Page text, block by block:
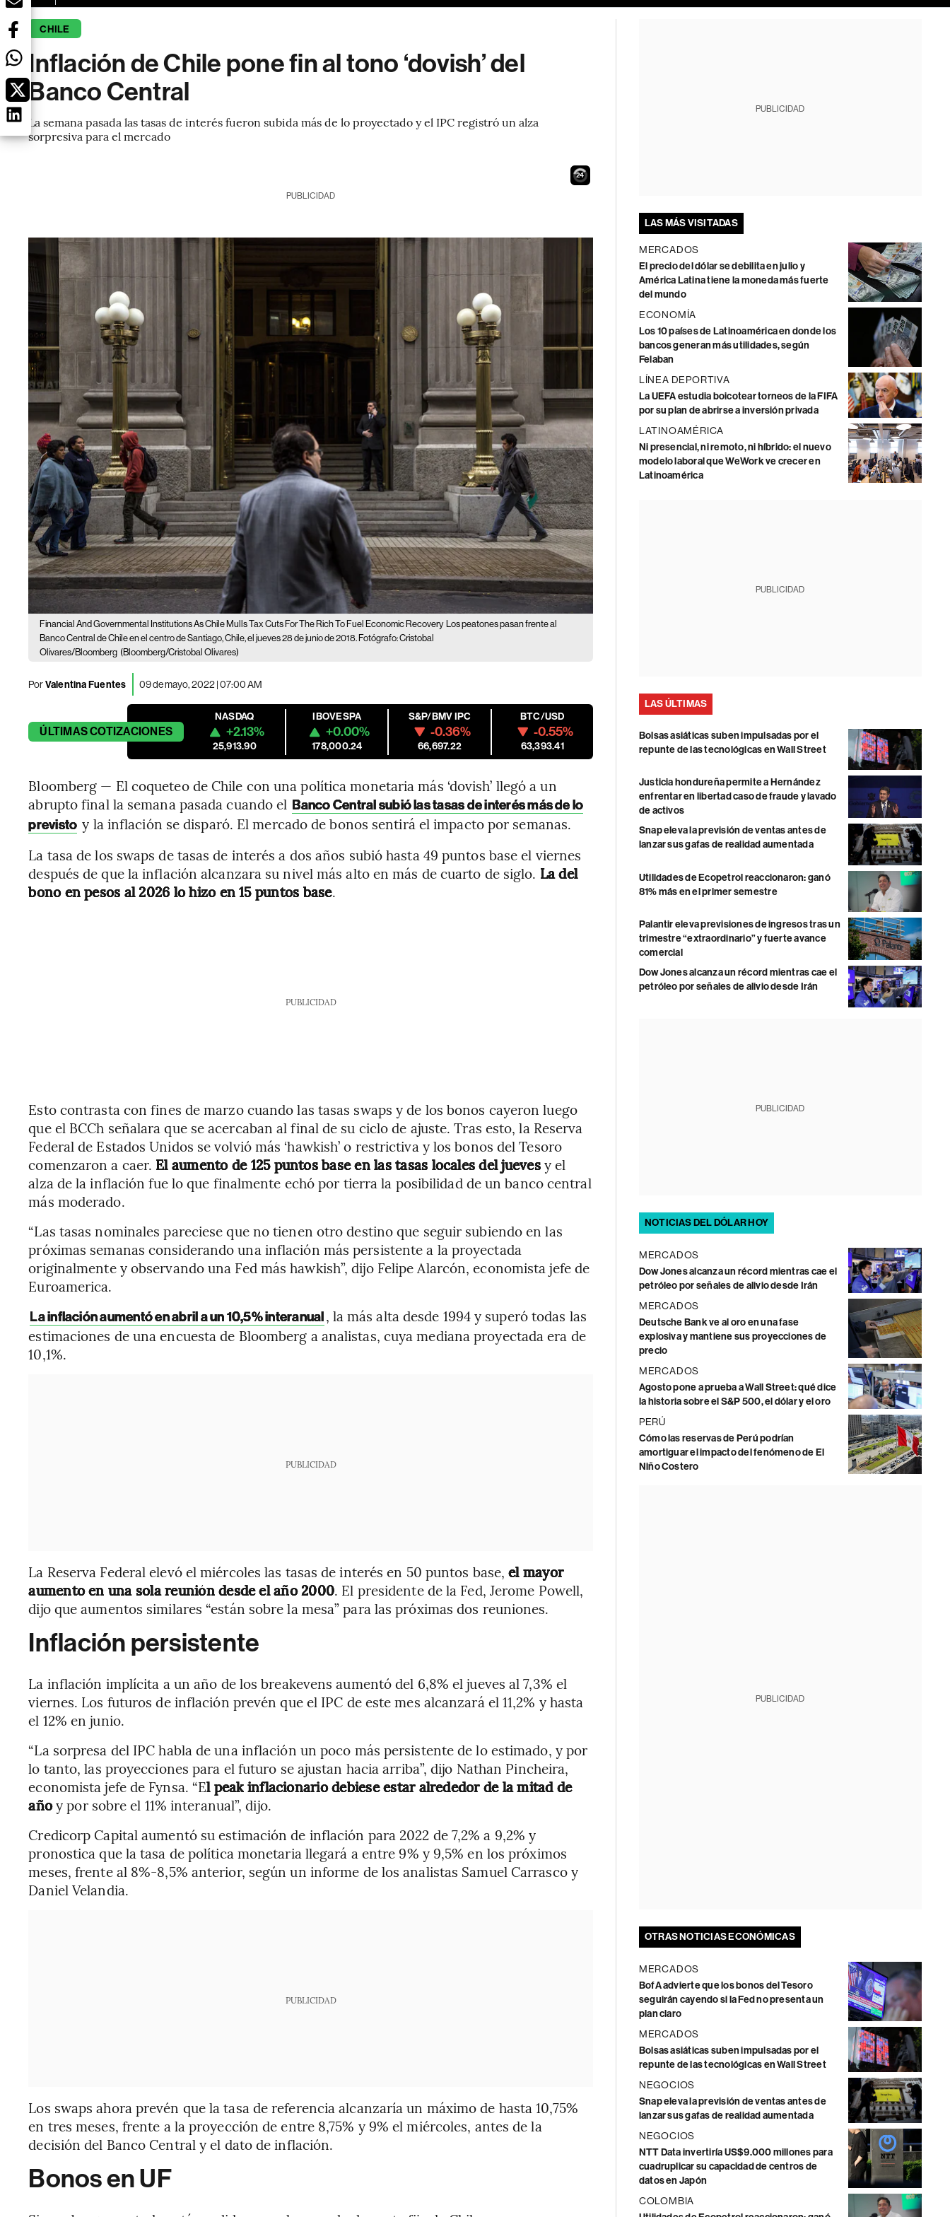
CHILE
Inflación de Chile pone fin al tono ‘dovish’ del
Banco Central
La semana pasada las tasas de interés fueron subida más de lo proyectado y el IPC registró un alza
sorpresiva para el mercado
23
PUBLICIDAD
Financial And Governmental Institutions As Chile Mulls Tax Cuts For The Rich To Fuel Economic Recovery Los peatones pasan frente al
Banco Central de Chile en el centro de Santiago, Chile, el jueves 28 de junio de 2018. Fotógrafo: Cristobal
Olivares/Bloomberg (Bloomberg/Cristobal Olivares)
PorValentina Fuentes 09 de mayo, 2022 | 07:00 AM
ÚLTIMASCOTIZACIONES
NASDAQ
+2.13%
25,913.90
IBOVESPA
+0.00%
178,000.24
S&P/BMV IPC
-0.36%
66,697.22
BTC/USD
-0.55%
63,393.41
Bloomberg — El coqueteo de Chile con una política monetaria más ‘dovish’ llegó a un
abrupto final la semana pasada cuando el Banco Central subió las tasas de interés más de lo
previsto y la inflación se disparó. El mercado de bonos sentirá el impacto por semanas.
La tasa de los swaps de tasas de interés a dos años subió hasta 49 puntos base el viernes
después de que la inflación alcanzara su nivel más alto en más de cuarto de siglo. La del
bono en pesos al 2026 lo hizo en 15 puntos base.
PUBLICIDAD
Esto contrasta con fines de marzo cuando las tasas swaps y de los bonos cayeron luego
que el BCCh señalara que se acercaban al final de su ciclo de ajuste. Tras esto, la Reserva
Federal de Estados Unidos se volvió más ‘hawkish’ o restrictiva y los bonos del Tesoro
comenzaron a caer. El aumento de 125 puntos base en las tasas locales del juevesy el
alza de la inflación fue lo que finalmente echó por tierra la posibilidad de un banco central
más moderado.
“Las tasas nominales pareciese que no tienen otro destino que seguir subiendo en las
próximas semanas considerando una inflación más persistente a la proyectada
originalmente y observando una Fed más hawkish”, dijo Felipe Alarcón, economista jefe de
Euroamerica.
La inflación aumentó en abril a un 10,5% interanual, la más alta desde 1994 y superó todas las
estimaciones de una encuesta de Bloomberg a analistas, cuya mediana proyectada era de
10,1%.
PUBLICIDAD
La Reserva Federal elevó el miércoles las tasas de interés en 50 puntos base,el mayor
aumento en una sola reunión desde el año 2000. El presidente de la Fed, Jerome Powell,
dijo que aumentos similares “están sobre la mesa” para las próximas dos reuniones.
Inflación persistente
La inflación implícita a un año de los breakevens aumentó del 6,8% el jueves al 7,3% el
viernes. Los futuros de inflación prevén que el IPC de este mes alcanzará el 11,2% y hasta
el 12% en junio.
“La sorpresa del IPC habla de una inflación un poco más persistente de lo estimado, y por
lo tanto, las proyecciones para el futuro se ajustan hacia arriba”, dijo Nathan Pincheira,
economista jefe de Fynsa. “El peak inflacionario debiese estar alrededor de la mitad de
añoy por sobre el 11% interanual”, dijo.
Credicorp Capital aumentó su estimación de inflación para 2022 de 7,2% a 9,2% y
pronostica que la tasa de política monetaria llegará a entre 9% y 9,5% en los próximos
meses, frente al 8%-8,5% anterior, según un informe de los analistas Samuel Carrasco y
Daniel Velandia.
PUBLICIDAD
Los swaps ahora prevén que la tasa de referencia alcanzaría un máximo de hasta 10,75%
en tres meses, frente a la proyección de entre 8,75% y 9% el miércoles, antes de la
decisión del Banco Central y el dato de inflación.
Bonos en UF
PUBLICIDAD
LAS MÁS VISITADAS
MERCADOS
El precio del dólar se debilita en julio y
América Latina tiene la moneda más fuerte
del mundo
ECONOMÍA
Los 10 países de Latinoamérica en donde los
bancos generan más utilidades, según
Felaban
LÍNEA DEPORTIVA
La UEFA estudia boicotear torneos de la FIFA
por su plan de abrirse a inversión privada
LATINOAMÉRICA
Ni presencial, ni remoto, ni híbrido: el nuevo
modelo laboral que WeWork ve crecer en
Latinoamérica
PUBLICIDAD
LAS ÚLTIMAS
Bolsas asiáticas suben impulsadas por el
repunte de las tecnológicas en Wall Street
Justicia hondureña permite a Hernández
enfrentar en libertad caso de fraude y lavado
de activos
Snap eleva la previsión de ventas antes de
lanzar sus gafas de realidad aumentada
Utilidades de Ecopetrol reaccionaron: ganó
81% más en el primer semestre
Palantir eleva previsiones de ingresos tras un
trimestre “extraordinario” y fuerte avance
comercial
Dow Jones alcanza un récord mientras cae el
petróleo por señales de alivio desde Irán
PUBLICIDAD
NOTICIAS DEL DÓLAR HOY
MERCADOS
Dow Jones alcanza un récord mientras cae el
petróleo por señales de alivio desde Irán
MERCADOS
Deutsche Bank ve al oro en una fase
explosiva y mantiene sus proyecciones de
precio
MERCADOS
Agosto pone a prueba a Wall Street: qué dice
la historia sobre el S&P 500, el dólar y el oro
PERÚ
Cómo las reservas de Perú podrían
amortiguar el impacto del fenómeno de El
Niño Costero
PUBLICIDAD
OTRAS NOTICIAS ECONÓMICAS
MERCADOS
BofA advierte que los bonos del Tesoro
seguirán cayendo si la Fed no presenta un
plan claro
MERCADOS
Bolsas asiáticas suben impulsadas por el
repunte de las tecnológicas en Wall Street
NEGOCIOS
Snap eleva la previsión de ventas antes de
lanzar sus gafas de realidad aumentada
NEGOCIOS
NTT Data invertiría US$9.000 millones para
cuadruplicar su capacidad de centros de
datos en Japón
COLOMBIA